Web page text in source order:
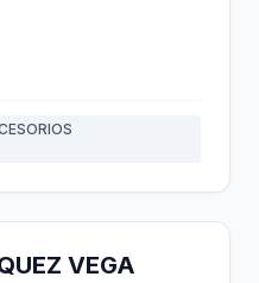
VEGA